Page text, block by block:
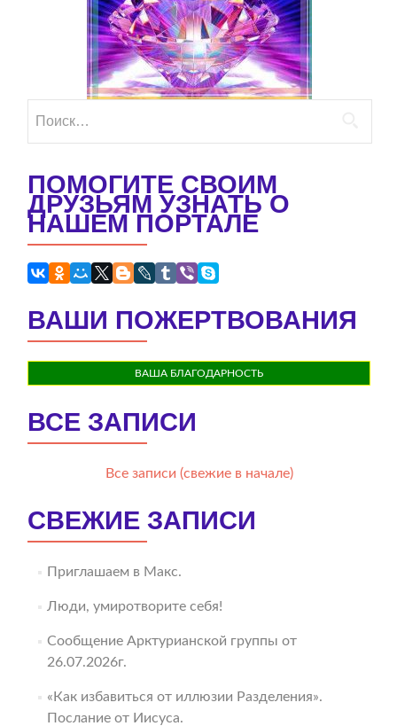
ПОМОГИТЕ СВОИМ
ДРУЗЬЯМ УЗНАТЬ О
НАШЕМ ПОРТАЛЕ
ВАШИ ПОЖЕРТВОВАНИЯ
ВАША БЛАГОДАРНОСТЬ
ВСЕ ЗАПИСИ
Все записи (свежие в начале)
СВЕЖИЕ ЗАПИСИ
Приглашаем в Макс.
Люди, умиротворите себя!
Сообщение Арктурианской группы от
26.07.2026г.
«Как избавиться от иллюзии Разделения».
Послание от Иисуса.